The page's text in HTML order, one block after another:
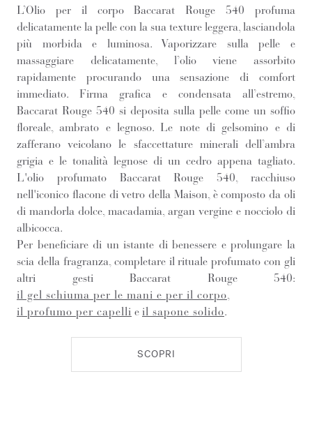
L’Olio per il corpo Baccarat Rouge 540 profuma
delicatamente la pelle con la sua texture leggera, lasciandola
più morbida e luminosa. Vaporizzare sulla pelle e
massaggiare delicatamente, l’olio viene assorbito
rapidamente procurando una sensazione di comfort
immediato. Firma grafica e condensata all’estremo,
Baccarat Rouge 540 si deposita sulla pelle come un soffio
floreale, ambrato e legnoso. Le note di gelsomino e di
zafferano veicolano le sfaccettature minerali dell’ambra
grigia e le tonalità legnose di un cedro appena tagliato.
L'olio profumato Baccarat Rouge 540, racchiuso
nell'iconico flacone di vetro della Maison, è composto da oli
di mandorla dolce, macadamia, argan vergine e nocciolo di
albicocca.
Per beneficiare di un istante di benessere e prolungare la
scia della fragranza, completare il rituale profumato con gli
altri gesti Baccarat Rouge 540:
il gel schiuma per le mani e per il corpo,
il profumo per capelli e il sapone solido.
SCOPRI